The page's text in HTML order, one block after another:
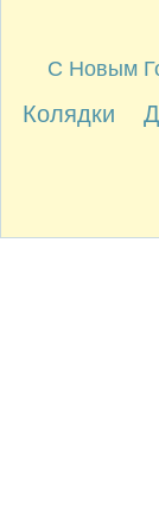
С Новым
Колядки